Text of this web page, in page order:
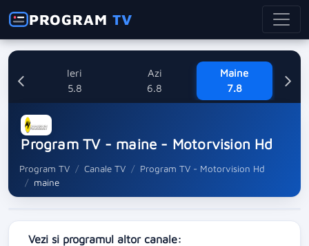
PROGRAMTV
Ieri
5.8
Azi
6.8
Maine
7.8
Program TV - maine - Motorvision Hd
Program TV Canale TV
Program TV - Motorvision Hd
maine
Vezi si programul altor canale: